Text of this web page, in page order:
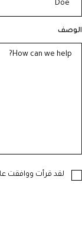
الوصف
لقد قرأت ووافقت